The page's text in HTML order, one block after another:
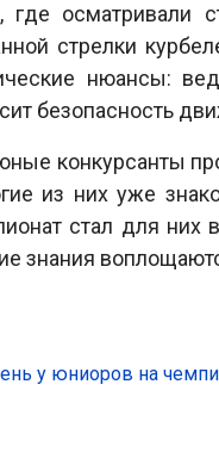
где
стрелки
нюансы:
безопасность
конкурсанты
из них уже
стал для
знания
у юниоров на